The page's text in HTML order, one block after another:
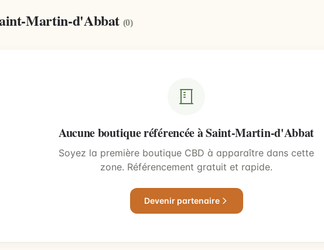
Martin-d'Abbat (0)
Aucune boutique référencée à Saint-Martin-d'Abbat
Soyez la première boutique CBD à apparaître dans cette
zone. Référencement gratuit et rapide.
Devenir partenaire